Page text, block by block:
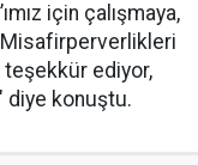
için çalışmaya,
teşekkür ediyor,
diye konuştu.